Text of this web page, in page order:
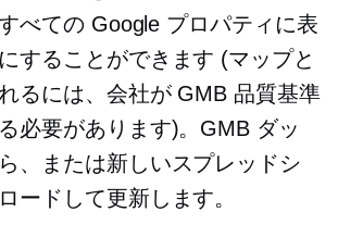
べての Google プロパティに表
することができます (マップと
るには、会社が GMB 品質基準
必要があります)。GMB ダッ
、または新しいスプレッドシ
ードして更新します。